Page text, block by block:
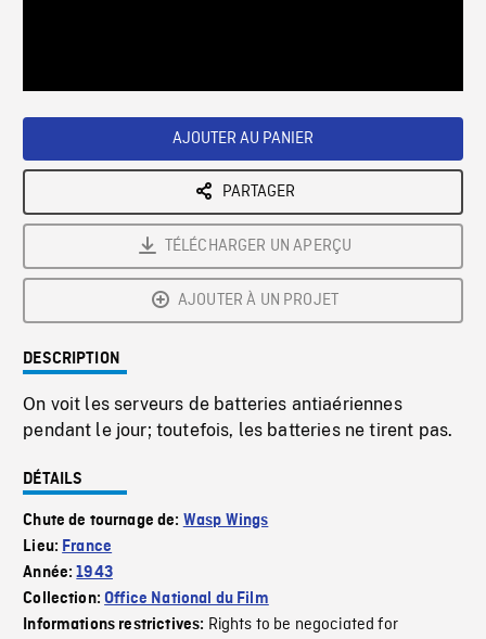
AJOUTER AU PANIER
PARTAGER
TÉLÉCHARGER UN APERÇU
AJOUTER À UN PROJET
DESCRIPTION
On voit les serveurs de batteries antiaériennes
pendant le jour; toutefois, les batteries ne tirent pas.
DÉTAILS
Chute de tournage de: Wasp Wings
Lieu: France
Année:1943
Collection:Office National du Film
Informations restrictives: Rights to be negociated for